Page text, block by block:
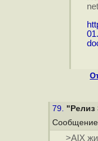
79. "Релиз
>AIX